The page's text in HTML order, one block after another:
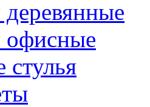
деревянные
офисные
стулья